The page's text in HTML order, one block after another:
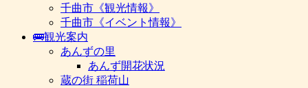
千曲市《観光情報》
千曲市《イベント情報》
🚌観光案内
あんずの里
あんず開花状況
蔵の街 稲荷山